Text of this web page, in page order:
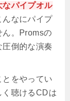
なパイプオル
んなにパイプ
ん。Promsの
倒的な演奏
をやってい
く聴けるCDは